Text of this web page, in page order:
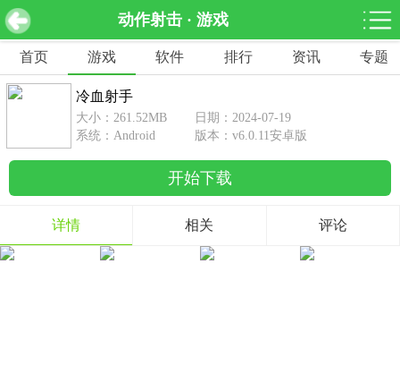
动作射击 · 游戏
网游分类 软件分类
休闲益智
462款游戏
赛车竞速
122款游戏
43款游戏
1642款游戏
动作射击
351款游戏
69款游戏
经营养成
策略塔防
冒险解谜
首页 游戏 软件 排行 资讯 专题
冷血射手 v6.0.11安卓版 下载
冷血射手
大小：261.52MB
日期：2024-07-19
系统：Android
版本：v6.0.11安卓版
开始下载
详情 相关 评论